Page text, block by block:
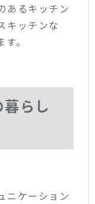
あるキッチン
キッチンな
。
らし
ニケーション